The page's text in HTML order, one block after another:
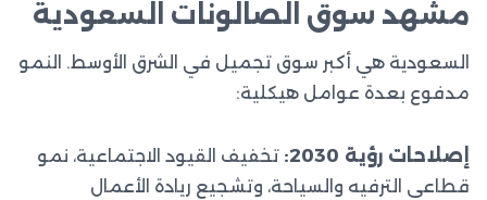
مشهد سوق الصالونات السعودية
السعودية هي أكبر سوق تجميل في الشرق الأوسط. النمو
مدفوع بعدة عوامل هيكلية:
إصلاحات رؤية 2030:
تخفيف القيود الاجتماعية، نمو
قطاعي الترفيه والسياحة، وتشجيع ريادة الأعمال